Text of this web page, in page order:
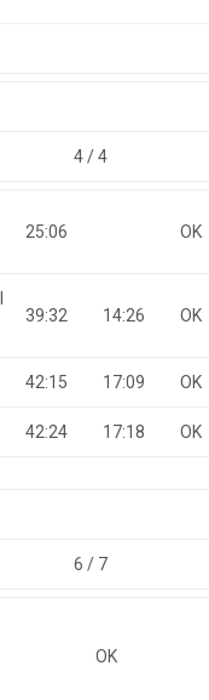
4 / 4
25:06 OK
39:32 14:26 OK
42:15 17:09 OK
42:24 17:18 OK
6 / 7
OK